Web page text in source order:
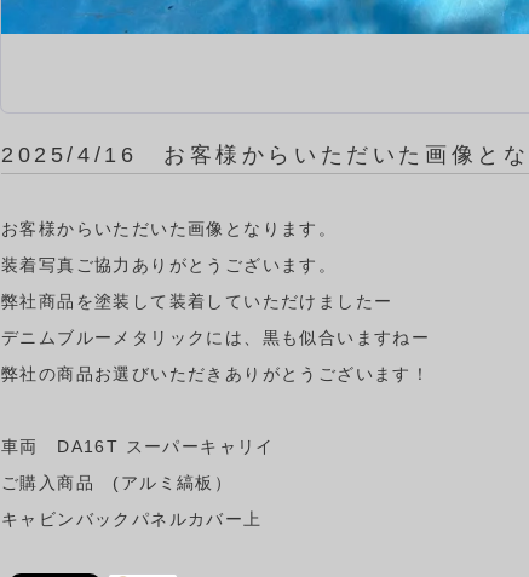
2025/4/16 お客様からいただいた画像とな
お客様からいただいた画像となります。
装着写真ご協力ありがとうございます。
弊社商品を塗装して装着していただけましたー
デニムブルーメタリックには、黒も似合いますねー
弊社の商品お選びいただきありがとうございます！
車両 DA16T スーパーキャリイ
ご購入商品 (アルミ縞板）
キャビンバックパネルカバー上